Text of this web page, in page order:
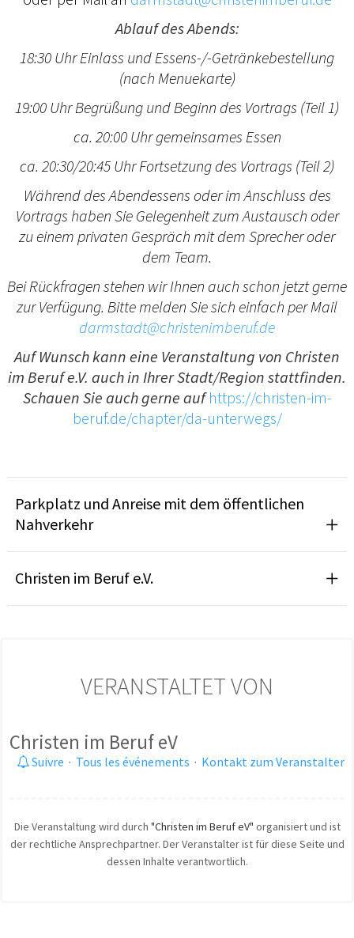
Ablauf des Abends:
18:30 Uhr Einlass und Essens-/-Getränkebestellung
(nach Menuekarte)
19:00 Uhr Begrüßung und Beginn des Vortrags (Teil 1)
ca. 20:00 Uhrgemeinsames Essen
ca. 20:30/20:45 Uhr Fortsetzung des Vortrags (Teil 2)
Während des Abendessens oder im Anschluss des
Vortrags haben Sie Gelegenheit zum Austausch oder
zu einem privaten Gespräch mit dem Sprecher oder
dem Team.
Bei Rückfragen stehen wir Ihnen auch schon jetzt gerne
zur Verfügung. Bitte melden Sie sich einfach per Mail
darmstadt@christenimberuf.de
Auf Wunsch kann eine Veranstaltung von Christen
im Beruf e.V. auch in Ihrer Stadt/Region stattfinden.
Schauen Sie auch gerne aufhttps://christen-im-
beruf.de/chapter/da-unterwegs/
Parkplatz und Anreise mit dem öffentlichen
Nahverkehr
Christen im Beruf e.V.
VERANSTALTET VON
Christen im Beruf eV
Suivre · Tous les événements · Kontakt zum Veranstalter
Die Veranstaltung wird durch "Christen im Beruf eV" organisiert und ist
der rechtliche Ansprechpartner. Der Veranstalter ist für diese Seite und
dessen Inhalte verantwortlich.